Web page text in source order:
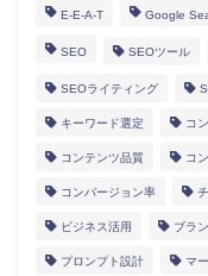
E-E-A-T Google
SEO SEOツール
SEOライティング
キーワード選定 コ
コンテンツ品質 コ
コンバージョン率
ビジネス活用 ブラ
プロンプト設計 マ